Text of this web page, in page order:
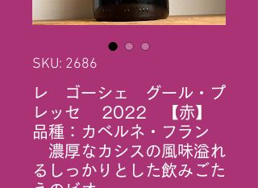
SKU: 2686
レ ゴーシェ グール・プ
レッセ 2022 【赤】
品種：カベルネ・フラン
濃厚なカシスの風味溢れ
るしっかりとした飲みごた